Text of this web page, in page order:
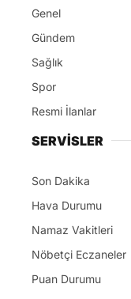
Genel
Gündem
Sağlık
Spor
Resmi İlanlar
SERVİSLER
Son Dakika
Hava Durumu
Namaz Vakitleri
Nöbetçi Eczaneler
Puan Durumu